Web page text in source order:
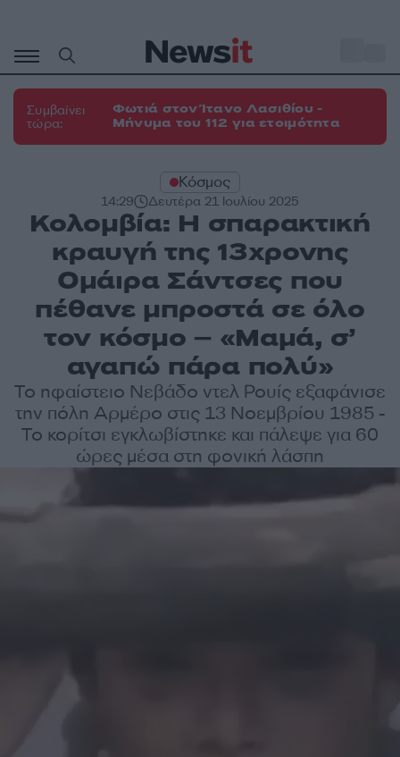
περιεχόμενο
Συμβαίνει
τώρα:
Φωτιά στον Ίτανο Λασιθίου -
Μήνυμα του 112 για ετοιμότητα
Κόσμος
14:29 Δευτέρα 21 Ιουλίου 2025
Κολομβία: Η σπαρακτική
κραυγή της 13χρονης
Ομάιρα Σάντσες που
πέθανε μπροστά σε όλο
τον κόσμο – «Μαμά, σ’
αγαπώ πάρα πολύ»
Το ηφαίστειο Νεβάδο ντελ Ρουίς εξαφάνισε
την πόλη Αρμέρο στις 13 Νοεμβρίου 1985 -
Το κορίτσι εγκλωβίστηκε και πάλεψε για 60
ώρες μέσα στη φονική λάσπη